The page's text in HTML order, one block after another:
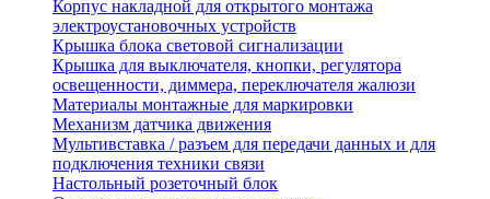
Корпус накладной для открытого монтажа
электроустановочных устройств
Крышка блока световой сигнализации
Крышка для выключателя, кнопки, регулятора
освещенности, диммера, переключателя жалюзи
Материалы монтажные для маркировки
Механизм датчика движения
Мультивставка / разъем для передачи данных и для
подключения техники связи
Настольный розеточный блок